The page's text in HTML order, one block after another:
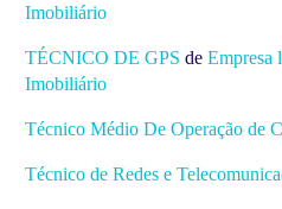
Imobiliário
TÉCNICO DE GPS de Empresa
Imobiliário
Técnico Médio De Operação de
Técnico de Redes e